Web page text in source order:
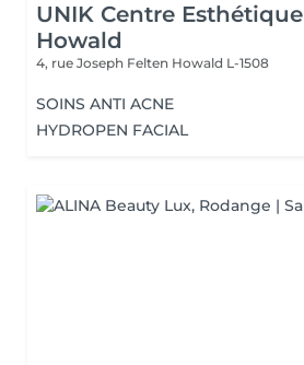
UNIK Centre Esthétique
Howald
4, rue Joseph Felten Howald L-1508
SOINS ANTI ACNE
HYDROPEN FACIAL